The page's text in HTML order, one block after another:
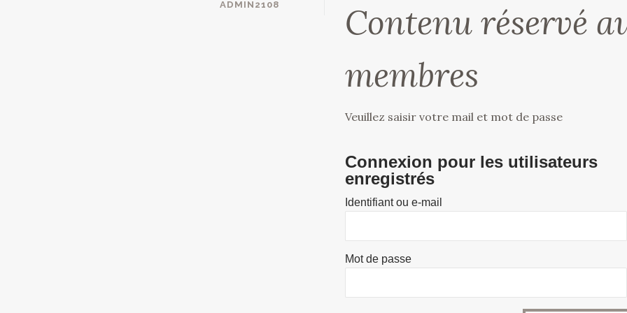
ADMIN2108
Contenu réservé
membres
Veuillez saisir votre mail et mot de passe
Connexion pour les utilisateurs
enregistrés
Identifiant ou e-mail
Mot de passe